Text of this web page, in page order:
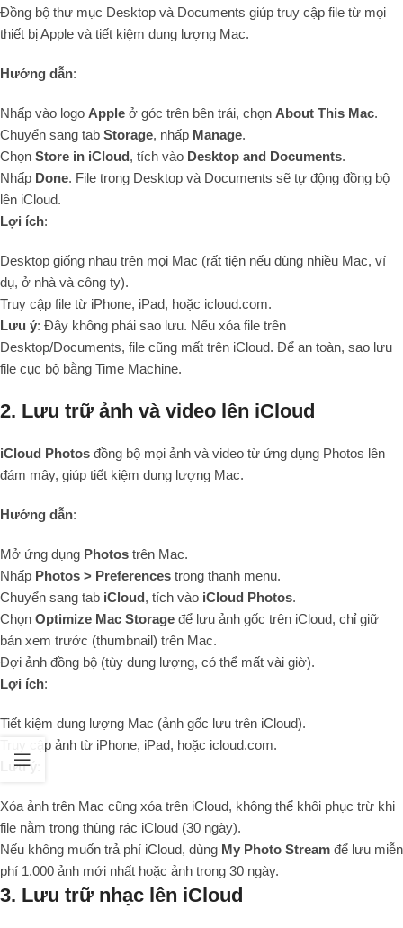
Đồng bộ thư mục Desktop và Documents giúp truy cập file từ mọi
thiết bị Apple và tiết kiệm dung lượng Mac.
Hướng dẫn:
Nhấp vào logo Apple ở góc trên bên trái, chọn About This Mac.
Chuyển sang tab Storage, nhấp Manage.
Chọn Store in iCloud, tích vào Desktop and Documents.
Nhấp Done. File trong Desktop và Documents sẽ tự động đồng bộ
lên iCloud.
Lợi ích:
Desktop giống nhau trên mọi Mac (rất tiện nếu dùng nhiều Mac, ví
dụ, ở nhà và công ty).
Truy cập file từ iPhone, iPad, hoặc icloud.com.
Lưu ý: Đây không phải sao lưu. Nếu xóa file trên
Desktop/Documents, file cũng mất trên iCloud. Để an toàn, sao lưu
file cục bộ bằng Time Machine.
2. Lưu trữ ảnh và video lên iCloud
iCloud Photos đồng bộ mọi ảnh và video từ ứng dụng Photos lên
đám mây, giúp tiết kiệm dung lượng Mac.
Hướng dẫn:
Mở ứng dụng Photos trên Mac.
Nhấp Photos > Preferences trong thanh menu.
Chuyển sang tab iCloud, tích vào iCloud Photos.
Chọn Optimize Mac Storage để lưu ảnh gốc trên iCloud, chỉ giữ
bản xem trước (thumbnail) trên Mac.
Đợi ảnh đồng bộ (tùy dung lượng, có thể mất vài giờ).
Lợi ích:
Tiết kiệm dung lượng Mac (ảnh gốc lưu trên iCloud).
Truy cập ảnh từ iPhone, iPad, hoặc icloud.com.
Lưu ý
Xóa ảnh trên Mac cũng xóa trên iCloud, không thể khôi phục trừ khi
file nằm trong thùng rác iCloud (30 ngày).
Nếu không muốn trả phí iCloud, dùng My Photo Stream để lưu miễn
phí 1.000 ảnh mới nhất hoặc ảnh trong 30 ngày.
3. Lưu trữ nhạc lên iCloud